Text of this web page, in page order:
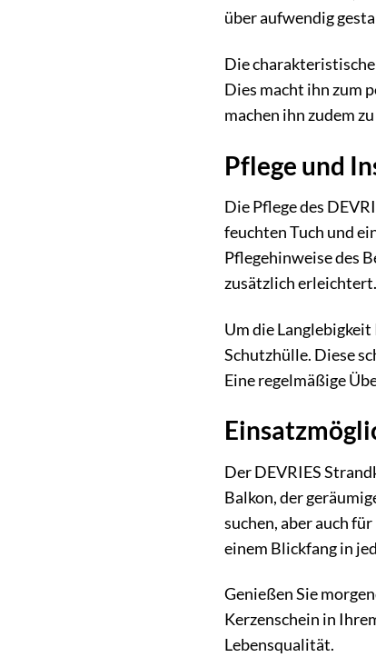
über aufwendig
Die
Dies macht ihn zum
machen ihn zudem
Pflege und
Die Pflege des
feuchten Tuch und
Pflegehinweise des
zusätzlich erleichtert.
Um die
Schutzhülle. Diese
Eine regelmäßige
Der DEVRIES
Balkon, der
suchen, aber auch
einem Blickfang in
Genießen Sie
Kerzenschein in
Lebensqualität.